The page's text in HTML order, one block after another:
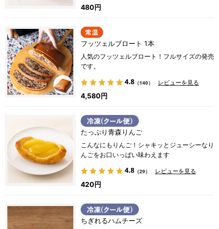
480円
フッツェルブロート 1本
人気のフッツェルブロート！フルサイズの発売
です。
4.8 （140）
レビューを見る
4,580円
たっぷり青森りんご
こんなにもりんご！シャキッとジューシーなり
んごをお口いっぱい味わえます
4.8 （29）
レビューを見る
420円
ちぎれるハムチーズ